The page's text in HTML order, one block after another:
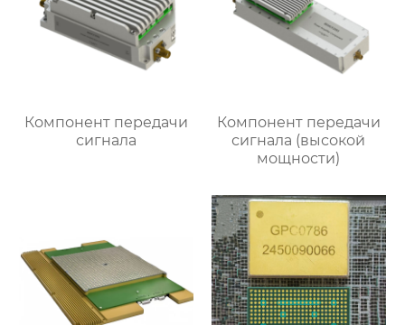
Компонент передачи
сигнала
Компонент передачи
сигнала (высокой
мощности)